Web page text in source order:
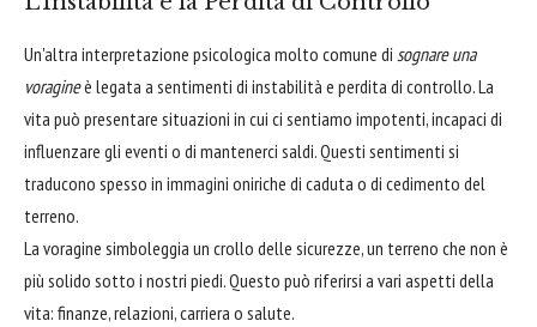
Un'altra interpretazione psicologica molto comune di sognare una
voragineè legata a sentimenti di instabilità e perdita di controllo. La
vita può presentare situazioni in cui ci sentiamo impotenti, incapaci di
influenzare gli eventi o di mantenerci saldi. Questi sentimenti si
traducono spesso in immagini oniriche di caduta o di cedimento del
terreno.
La voragine simboleggia un crollo delle sicurezze, un terreno che non è
più solido sotto i nostri piedi. Questo può riferirsi a vari aspetti della
vita: finanze, relazioni, carriera o salute.